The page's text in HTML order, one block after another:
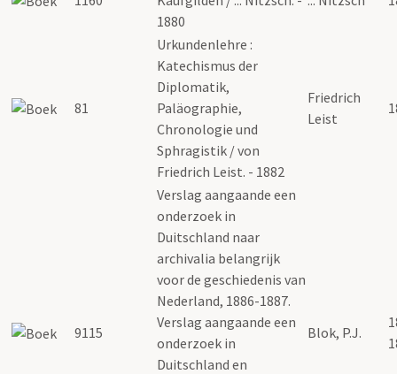
1880
81
Urkundenlehre :
Katechismus der
Diplomatik,
Paläographie,
Chronologie und
Sphragistik / von
Friedrich Leist. - 1882
Friedrich
Leist
9115
Verslag aangaande een
onderzoek in
Duitschland naar
archivalia belangrijk
voor de geschiedenis van
Nederland, 1886-1887.
Verslag aangaande een
onderzoek in
Duitschland en
Blok, P.J.